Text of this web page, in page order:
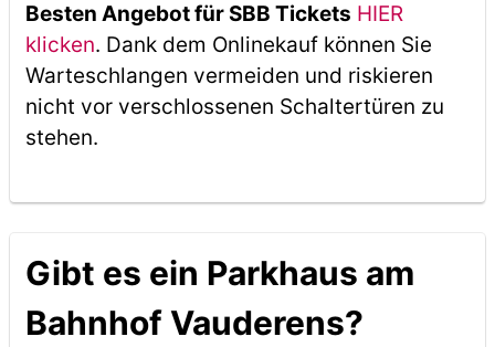
Besten Angebot für SBB Tickets HIER
klicken. Dank dem Onlinekauf können Sie
Warteschlangen vermeiden und riskieren
nicht vor verschlossenen Schaltertüren zu
stehen.
Gibt es ein Parkhaus am
Bahnhof Vauderens?